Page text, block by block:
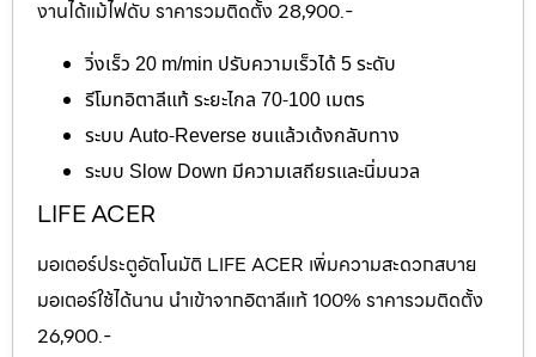
งานได้แม้ไฟดับ ราคารวมติดตั้ง 28,900.-
วิ่งเร็ว 20 m/min ปรับความเร็วได้ 5 ระดับ
รีโมทอิตาลีแท้ ระยะไกล 70-100 เมตร
ระบบ Auto-Reverse ชนแล้วเด้งกลับทาง
ระบบ Slow Down มีความเสถียรและนิ่มนวล
LIFE ACER
มอเตอร์ประตูอัตโนมัติ LIFE ACER เพิ่มความสะดวกสบาย
มอเตอร์ใช้ได้นาน นำเข้าจากอิตาลีแท้ 100% ราคารวมติดตั้ง
26,900.-